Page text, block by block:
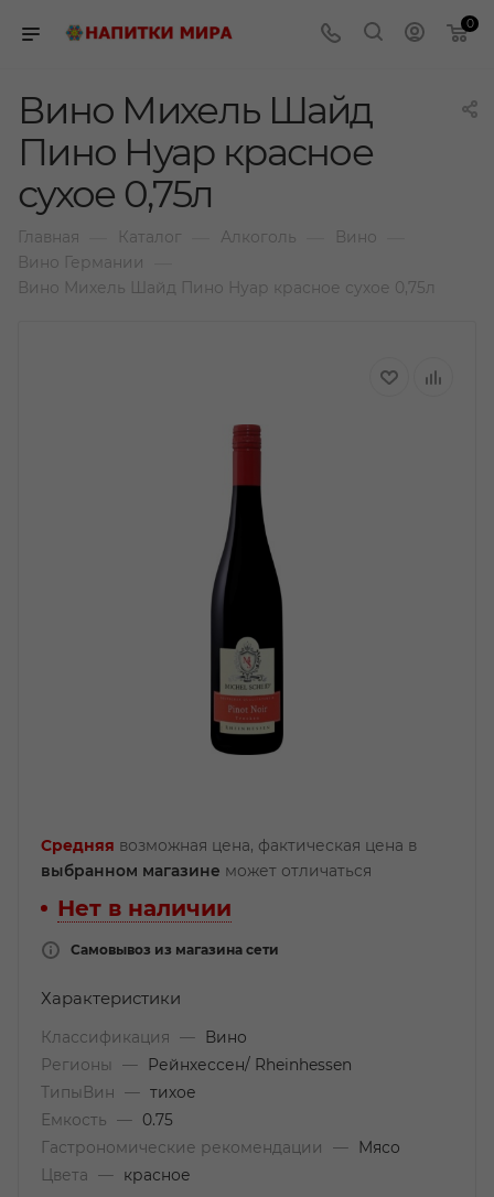
0
Вино Михель Шайд
Пино Нуар красное
сухое 0,75л
Главная Каталог Алкоголь Вино
Вино Германии
Вино Михель Шайд Пино Нуар красное сухое 0,75л
Средняя возможная цена, фактическая цена в
выбранном магазине может отличаться
Нет в наличии
Самовывоз из магазина сети
Характеристики
Классификация —
Вино
Регионы
—
Рейнхессен/ Rheinhessen
ТипыВин
— тихое
Емкость
—
0.75
Гастрономические рекомендации
—
Мясо
Цвета
— красное